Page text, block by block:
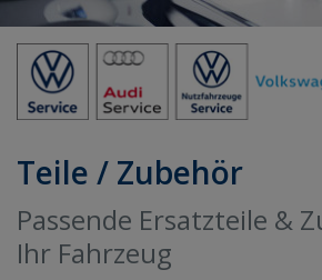
Teile / Zubehör
Passende Ersatzteile &
Ihr Fahrzeug